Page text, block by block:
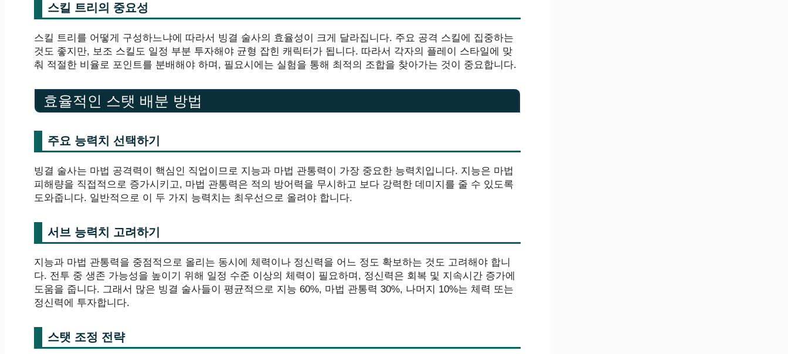
스킬 트리의 중요성
스킬 트리를 어떻게 구성하느냐에 따라서 빙결 술사의 효율성이 크게 달라집니다. 주요 공격 스킬에 집중하는
것도 좋지만, 보조 스킬도 일정 부분 투자해야 균형 잡힌 캐릭터가 됩니다. 따라서 각자의 플레이 스타일에 맞
춰 적절한 비율로 포인트를 분배해야 하며, 필요시에는 실험을 통해 최적의 조합을 찾아가는 것이 중요합니다.
효율적인 스탯 배분 방법
주요 능력치 선택하기
빙결 술사는 마법 공격력이 핵심인 직업이므로 지능과 마법 관통력이 가장 중요한 능력치입니다. 지능은 마법
피해량을 직접적으로 증가시키고, 마법 관통력은 적의 방어력을 무시하고 보다 강력한 데미지를 줄 수 있도록
도와줍니다. 일반적으로 이 두 가지 능력치는 최우선으로 올려야 합니다.
서브 능력치 고려하기
지능과 마법 관통력을 중점적으로 올리는 동시에 체력이나 정신력을 어느 정도 확보하는 것도 고려해야 합니
다. 전투 중 생존 가능성을 높이기 위해 일정 수준 이상의 체력이 필요하며, 정신력은 회복 및 지속시간 증가에
도움을 줍니다. 그래서 많은 빙결 술사들이 평균적으로 지능 60%, 마법 관통력 30%, 나머지 10%는 체력 또는
정신력에 투자합니다.
스탯 조정 전략